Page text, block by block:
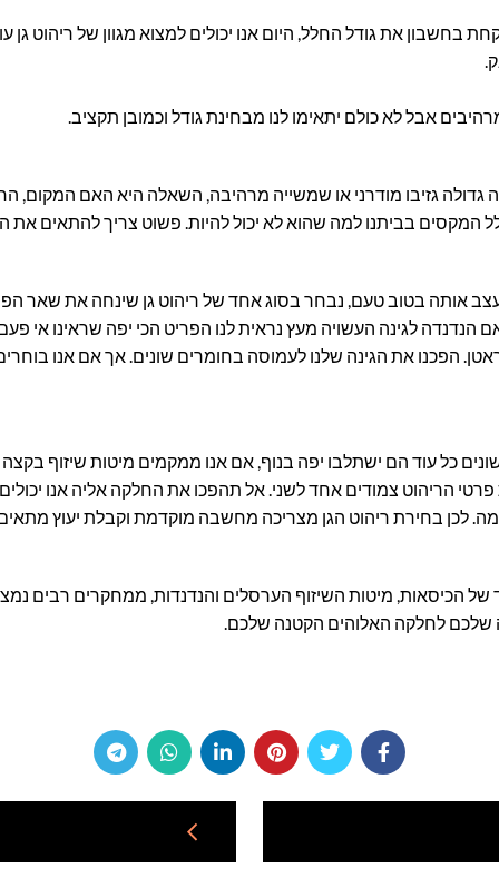
בחשבון את גודל החלל, היום אנו יכולים למצוא מגוון של ריהוט גן
אבל לא כולם יתאימו לנו מבחינת גודל וכמובן תקציב.
גדולה גזיבו מודרני או שמשייה מרהיבה, השאלה היא האם המקום,
המקסים בביתנו למה שהוא לא יכול להיות. פשוט צריך להתאים את
אותה בטוב טעם, נבחר בסוג אחד של ריהוט גן שינחה את שאר
הנדנדה לגינה העשויה מעץ נראית לנו הפריט הכי יפה שראינו אי
הפכנו את הגינה שלנו לעמוסה בחומרים שונים. אך אם אנו
כל עוד הם ישתלבו יפה בנוף, אם אנו ממקמים מיטות שיזוף
פרטי הריהוט צמודים אחד לשני. אל תהפכו את החלקה אליה אנו
לכן בחירת ריהוט הגן מצריכה מחשבה מוקדמת וקבלת יעוץ
הכיסאות, מיטות השיזוף הערסלים והנדנדות, ממחקרים רבים
שלכם לחלקה האלוהים הקטנה שלכם.